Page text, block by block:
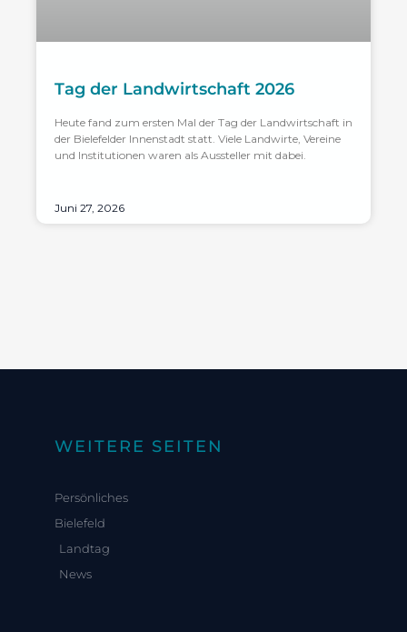
Tag der Landwirtschaft 2026
Heute fand zum ersten Mal der Tag der Landwirtschaft in
der Bielefelder Innenstadt statt. Viele Landwirte, Vereine
und Institutionen waren als Aussteller mit dabei.
Juni 27, 2026
WEITERE SEITEN
Persönliches
Bielefeld
Landtag
News